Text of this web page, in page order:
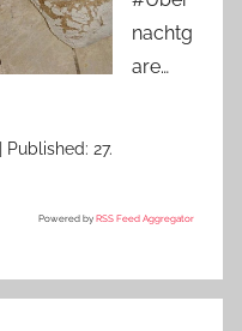
nachtg
are…
Published: 27.
Powered by RSS Feed Aggregator